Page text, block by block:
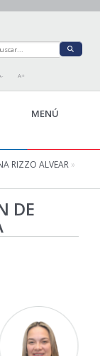
A+
MENÚ
RIZZO ALVEAR »
DE